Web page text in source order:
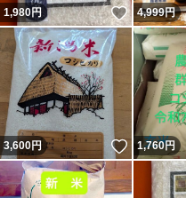
1,980円 いいね！
4,999円
3,600円 いいね！
1,760円